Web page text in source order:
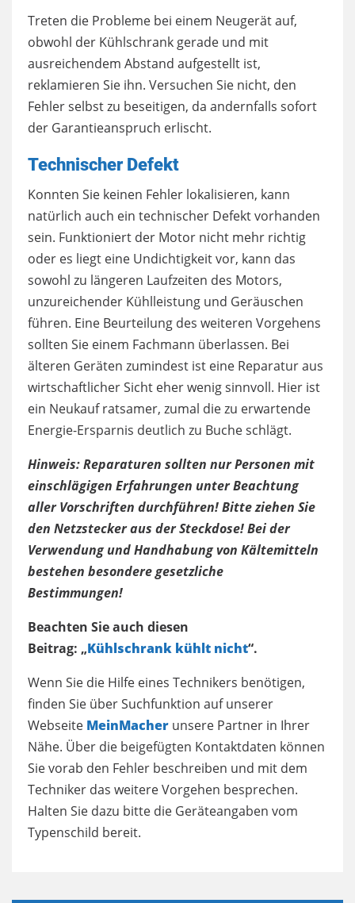
Treten die Probleme bei einem Neugerät auf,
obwohl der Kühlschrank gerade und mit
ausreichendem Abstand aufgestellt ist,
reklamieren Sie ihn. Versuchen Sie nicht, den
Fehler selbst zu beseitigen, da andernfalls sofort
der Garantieanspruch erlischt.
Technischer Defekt
Konnten Sie keinen Fehler lokalisieren, kann
natürlich auch ein technischer Defekt vorhanden
sein. Funktioniert der Motor nicht mehr richtig
oder es liegt eine Undichtigkeit vor, kann das
sowohl zu längeren Laufzeiten des Motors,
unzureichender Kühlleistung und Geräuschen
führen. Eine Beurteilung des weiteren Vorgehens
sollten Sie einem Fachmann überlassen. Bei
älteren Geräten zumindest ist eine Reparatur aus
wirtschaftlicher Sicht eher wenig sinnvoll. Hier ist
ein Neukauf ratsamer, zumal die zu erwartende
Energie-Ersparnis deutlich zu Buche schlägt.
Hinweis: Reparaturen sollten nur Personen mit
einschlägigen Erfahrungen unter Beachtung
aller Vorschriften durchführen! Bitte ziehen Sie
den Netzstecker aus der Steckdose!Bei der
Verwendung und Handhabung von Kältemitteln
bestehen besondere gesetzliche
Bestimmungen!
Beachten Sie auch diesen
Beitrag: „Kühlschrank kühlt nicht“.
Wenn Sie die Hilfe eines Technikers benötigen,
finden Sie über Suchfunktion auf unserer
Webseite MeinMacher unsere Partner in Ihrer
Nähe. Über die beigefügten Kontaktdaten können
Sie vorab den Fehler beschreiben und mit dem
Techniker das weitere Vorgehen besprechen.
Halten Sie dazu bitte die Geräteangaben vom
Typenschild bereit.